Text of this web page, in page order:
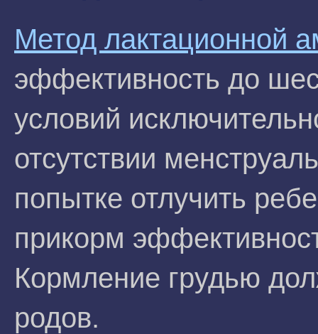
Метод лактационной
эффективность до
условий
отсутствии
попытке отлучить
прикорм
Кормление грудью
родов.